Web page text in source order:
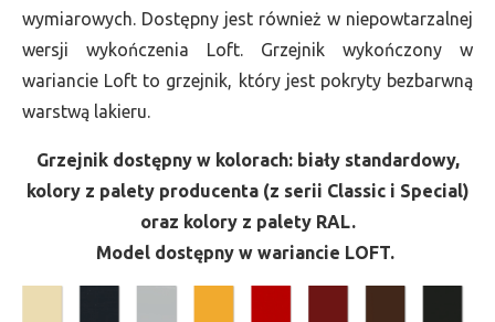
wymiarowych. Dostępny jest również w niepowtarzalnej
wersji wykończenia Loft. Grzejnik wykończony w
wariancie Loft to grzejnik, który jest pokryty bezbarwną
warstwą lakieru.
Grzejnik dostępny w kolorach: biały standardowy,
kolory z palety producenta (z serii Classic i Special)
oraz kolory z palety RAL.
Model dostępny w wariancie LOFT.